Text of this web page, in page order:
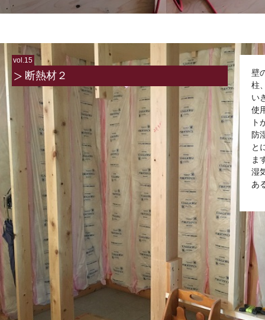
vol.15
断熱材２
壁
柱
い
使
ト
防
と
ま
湿
あ